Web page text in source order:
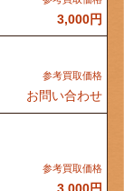
3,000円
お問い合わせ